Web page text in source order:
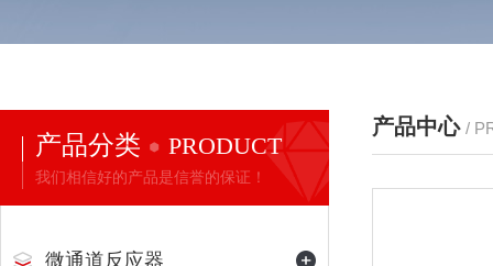
产品中心 /
产品分类 PRODUCT
我们相信好的产品是信誉的保证！
微通道反应器